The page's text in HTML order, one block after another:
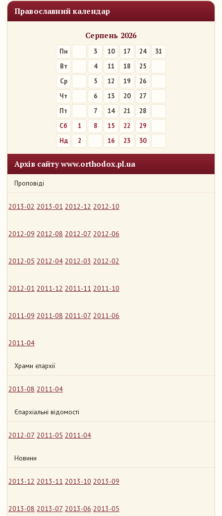
Православний календар
Серпень 2026
Пн 3 10 17 24
31
Вт
4 11 18
25
Ср
5 12 19
26
Чт
6 13 20
27
Пт
7 14 21
28
Сб
1 8 15 22
29
Нд
2 16 23 30
Архів сайту www.orthodox.pl.ua
Проповіді
2013-02 2013-01 2012-12 2012-10
2012-09 2012-08 2012-07 2012-06
2012-05 2012-04 2012-03 2012-02
2012-01 2011-12 2011-11 2011-10
2011-09 2011-08 2011-07 2011-06
2011-04
Храми єпархії
2013-08 2011-04
Єпархіальні відомості
2012-07 2011-05 2011-04
Новини
2013-12 2013-11 2013-10 2013-09
2013-08 2013-07 2013-06 2013-05